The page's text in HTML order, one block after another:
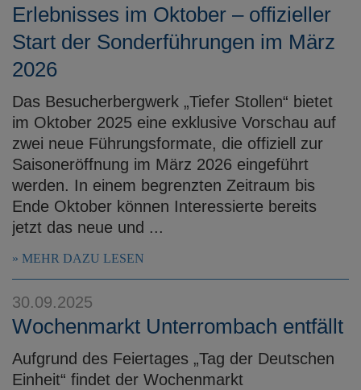
Erlebnisses im Oktober – offizieller
Start der Sonderführungen im März
2026
Das Besucherbergwerk „Tiefer Stollen“ bietet
im Oktober 2025 eine exklusive Vorschau auf
zwei neue Führungsformate, die offiziell zur
Saisoneröffnung im März 2026 eingeführt
werden. In einem begrenzten Zeitraum bis
Ende Oktober können Interessierte bereits
jetzt das neue und ...
MEHR DAZU LESEN
30.09.2025
Wochenmarkt Unterrombach entfällt
Aufgrund des Feiertages „Tag der Deutschen
Einheit“ findet der Wochenmarkt